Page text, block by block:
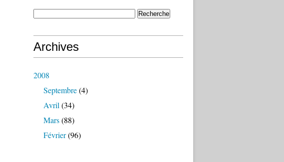
Archives
2008
Septembre(4)
Avril (34)
Mars(88)
Février(96)